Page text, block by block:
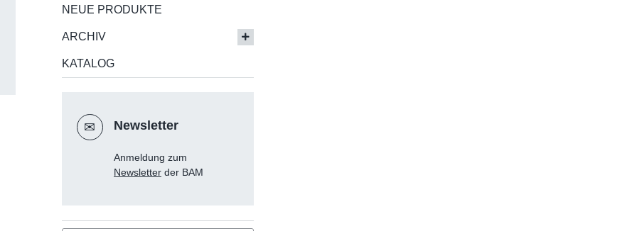
NEUE PRODUKTE
ARCHIV
KATALOG
✉ Newsletter
Anmeldung zum
Newsletter der BAM